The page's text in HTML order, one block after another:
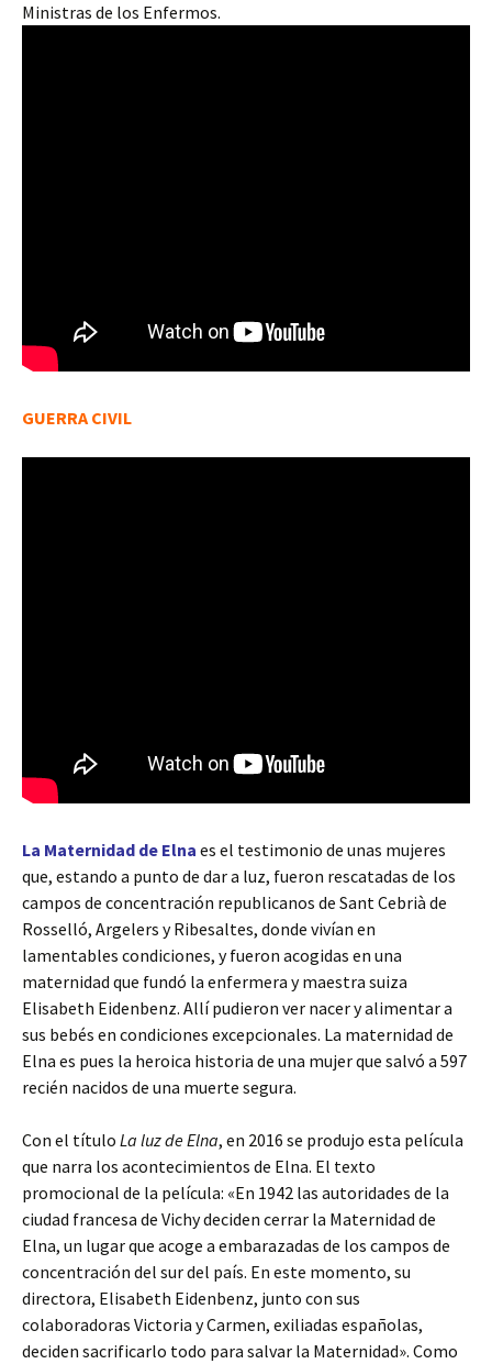
Ministras de los Enfermos.
GUERRA CIVIL
La Maternidad de Elna es el testimonio de unas mujeres
que, estando a punto de dar a luz, fueron rescatadas de los
campos de concentración republicanos de Sant Cebrià de
Rosselló, Argelers y Ribesaltes, donde vivían en
lamentables condiciones, y fueron acogidas en una
maternidad que fundó la enfermera y maestra suiza
Elisabeth Eidenbenz. Allí pudieron ver nacer y alimentar a
sus bebés en condiciones excepcionales. La maternidad de
Elna es pues la heroica historia de una mujer que salvó a 597
recién nacidos de una muerte segura.
Con el título La luz de Elna, en 2016 se produjo esta película
que narra los acontecimientos de Elna. El texto
promocional de la película: «En 1942 las autoridades de la
ciudad francesa de Vichy deciden cerrar la Maternidad de
Elna, un lugar que acoge a embarazadas de los campos de
concentración del sur del país. En este momento, su
directora, Elisabeth Eidenbenz, junto con sus
colaboradoras Victoria y Carmen, exiliadas españolas,
deciden sacrificarlo todo para salvar la Maternidad». Como